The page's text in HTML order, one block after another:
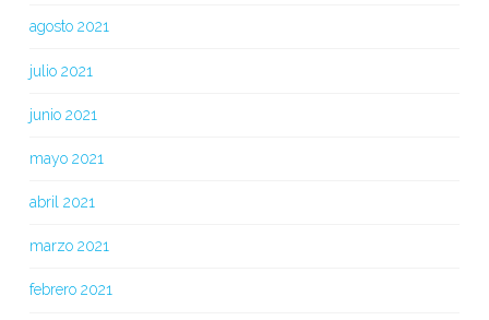
agosto 2021
julio 2021
junio 2021
mayo 2021
abril 2021
marzo 2021
febrero 2021